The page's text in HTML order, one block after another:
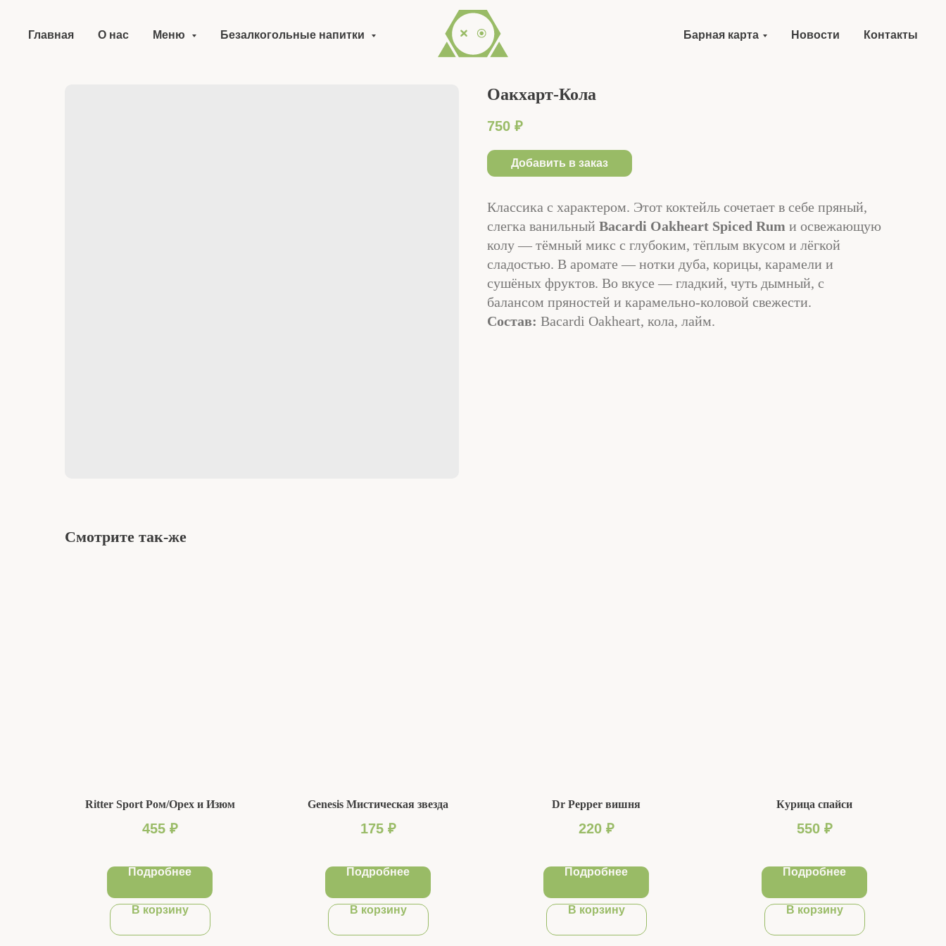
Главная О нас Меню Безалкогольные напитки Барная карта Новости Контакты
Оакхарт-Кола
750 ₽
Добавить в заказ
Классика с характером. Этот коктейль сочетает в себе пряный,
слегка ванильный Bacardi Oakheart Spiced Rum и освежающую
колу — тёмный микс с глубоким, тёплым вкусом и лёгкой
сладостью. В аромате — нотки дуба, корицы, карамели и
сушёных фруктов. Во вкусе — гладкий, чуть дымный, с
балансом пряностей и карамельно-коловой свежести.
Состав: Bacardi Oakheart, кола, лайм.
Смотрите так-же
Ritter Sport Ром/Орех и Изюм
455 ₽
Подробнее
В корзину
Genesis Мистическая звезда
175 ₽
Подробнее
В корзину
Dr Pepper вишня
220 ₽
Подробнее
В корзину
Курица спайси
550 ₽
Подробнее
В корзину